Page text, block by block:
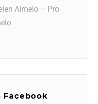
Almelo – Pro
Facebook